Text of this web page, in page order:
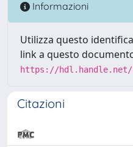
Informazioni
Utilizza questo
link a questo
https://hdl.handle.net/
Citazioni